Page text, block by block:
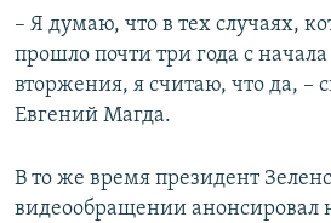
– Я думаю, что в тех случаях,
прошло почти три года с
вторжения, я считаю, что да, –
Евгений Магда.
В то же время президент
видеообращении анонсировал